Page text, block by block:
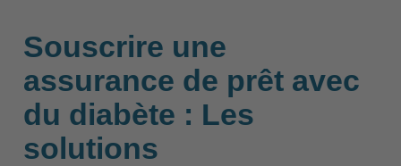
Souscrire une
assurance de prêt avec
du diabète : Les
solutions